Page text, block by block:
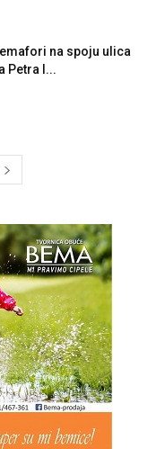
na spoju ulica
Petra I...